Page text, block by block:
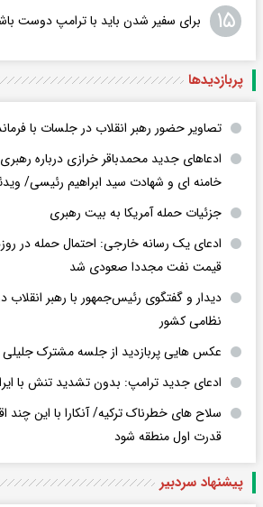
۱۵ برای سفیر شدن باید با ترامپ دوست
پربازدید‌ها
تصاویر حضور رهبر انقلاب در جلسات با
ادعاهای جدید محمدباقر خرازی درباره
خامنه ای و شهادت سید ابراهیم رئیسی/
جزئیات حمله آمریکا به بیت رهبری
ادعای یک رسانه خارجی: احتمال حمله در
قیمت نفت مجددا صعودی شد
دیدار و گفتگوی رئیس‌جمهور با رهبر انقلاب
نظامی کشور
عکس هایی پربازدید از جلسه مشترک جلیلی
ادعای جدید ترامپ: بدون تشدید تنش با
سلاح های خطرناک ترکیه/ آنکارا با این چند
قدرت اول منطقه شود
پیشنهاد سردبیر